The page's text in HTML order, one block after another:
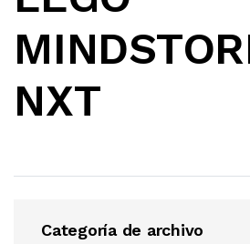
NXT
Categoría de archivo